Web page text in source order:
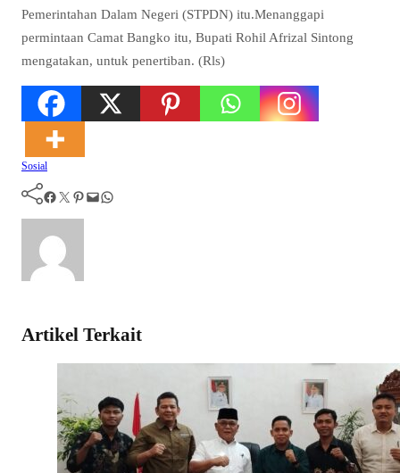
Pemerintahan Dalam Negeri (STPDN) itu.Menanggapi
permintaan Camat Bangko itu, Bupati Rohil Afrizal Sintong
mengatakan, untuk penertiban. (Rls)
Sosial
Facebook Twitter Pinterest Mail WhatsApp
Artikel Terkait